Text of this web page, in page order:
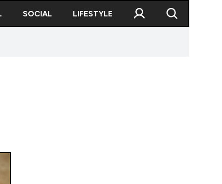
SOCIAL LIFESTYLE